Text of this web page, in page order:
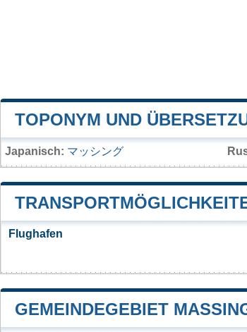
TOPONYM UND
Japanisch: マッシング
Flughafen
GEMEINDEGEBIET